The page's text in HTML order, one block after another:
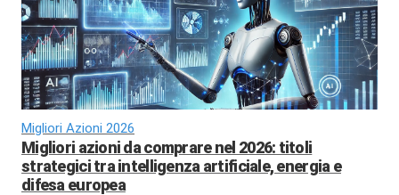
Migliori Azioni 2026
Migliori azioni da comprare nel 2026: titoli
strategici tra intelligenza artificiale, energia e
difesa europea